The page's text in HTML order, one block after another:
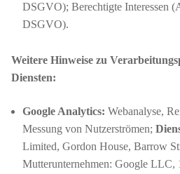
DSGVO); Berechtigte Interessen
DSGVO).
Weitere Hinweise zu
Diensten:
Google Analytics: Webanalyse,
Messung von Nutzerströmen;
Limited, Gordon House, Barrow
Mutterunternehmen: Google LLC,